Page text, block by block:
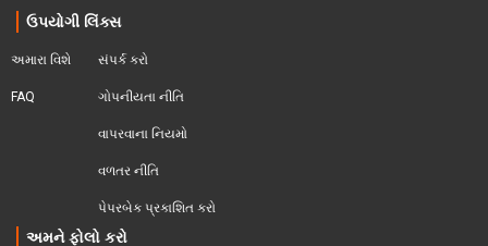
ઉપયોગી લિંક્સ
અમારા વિશે
FAQ
સંપર્ક કરો
ગોપનીયતા નીતિ
વાપરવાના નિયમો
વળતર નીતિ
પેપરબેક પ્રકાશિત કરો
અમને ફોલો કરો